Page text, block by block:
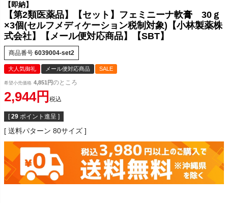
【即納】
【第2類医薬品】【セット】フェミニーナ軟膏 30ｇ
×3個(セルフメディケーション税制対象)【小林製薬株
式会社】【メール便対応商品】【SBT】
商品番号 6039004-set2
大人気御礼 メール便対応商品 SALE
希望小売価格 4,851 のところ
2,944 税込
[ 29 ポイント進呈 ]
送料パターン 80サイズ